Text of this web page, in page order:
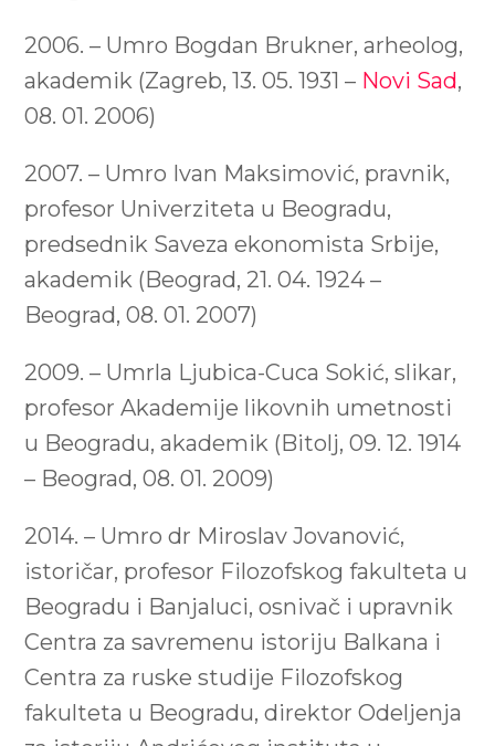
2006. – Umro Bogdan Brukner, arheolog,
akademik (Zagreb, 13. 05. 1931 – Novi Sad,
08. 01. 2006)
2007. – Umro Ivan Maksimović, pravnik,
profesor Univerziteta u Beogradu,
predsednik Saveza ekonomista Srbije,
akademik (Beograd, 21. 04. 1924 –
Beograd, 08. 01. 2007)
2009. – Umrla Ljubica-Cuca Sokić, slikar,
profesor Akademije likovnih umetnosti
u Beogradu, akademik (Bitolj, 09. 12. 1914
– Beograd, 08. 01. 2009)
2014. – Umro dr Miroslav Jovanović,
istoričar, profesor Filozofskog fakulteta u
Beogradu i Banjaluci, osnivač i upravnik
Centra za savremenu istoriju Balkana i
Centra za ruske studije Filozofskog
fakulteta u Beogradu, direktor Odeljenja